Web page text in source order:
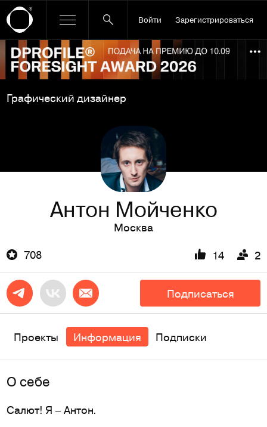
Войти Зарегистрироваться
Ссылка баннера
Графический дизайнер
Антон Мойченко
Москва
708
14 2
Подписаться
Проекты Информация Подписки
O себе
Салют! Я – Антон.